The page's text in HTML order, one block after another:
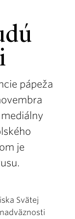
pápeža
je
Svätej